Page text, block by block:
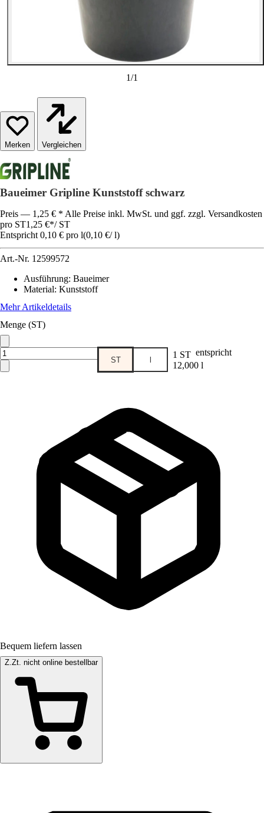
1/1
Vergleichen
Baueimer Gripline Kunststoff schwarz
Preis — 1,25 € * Alle Preise inkl. MwSt. und ggf. zzgl. Versandkosten
pro ST1,25 €*/ ST
Entspricht 0,10 € pro l(0,10 €/ l)
Art.-Nr. 12599572
Ausführung: Baueimer
Material: Kunststoff
Mehr Artikeldetails
Menge (ST)
ST l 1 ST entspricht
12,000 l
Bequem liefern lassen
Z.Zt. nicht online bestellbar